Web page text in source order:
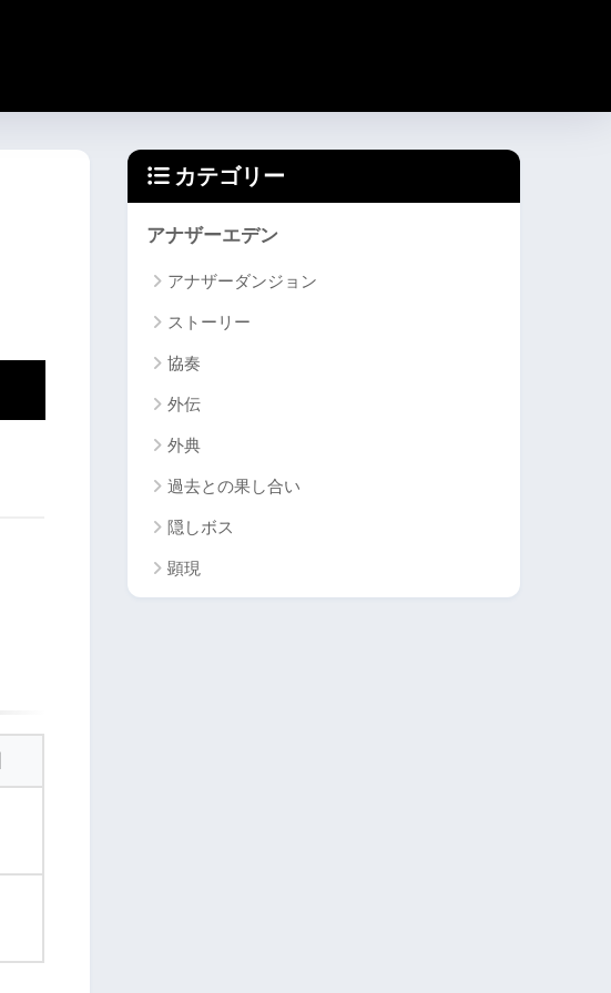
カテゴリー
アナザーエデン
アナザーダンジョン
ストーリー
協奏
外伝
外典
過去との果し合い
隠しボス
顕現